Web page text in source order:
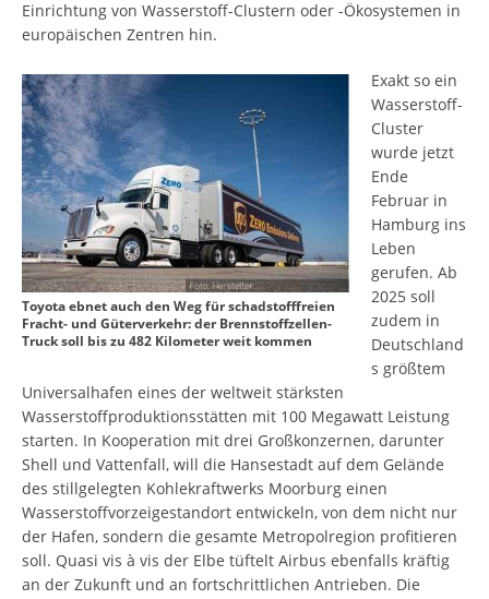
Einrichtung von Wasserstoff-Clustern oder -Ökosystemen in
europäischen Zentren hin.
Toyota ebnet auch den Weg für schadstofffreien
Fracht- und Güterverkehr: der Brennstoffzellen-
Truck soll bis zu 482 Kilometer weit kommen
Exakt so ein
Wasserstoff-
Cluster
wurde jetzt
Ende
Februar in
Hamburg ins
Leben
gerufen. Ab
2025 soll
zudem in
Deutschland
s größtem
Universalhafen eines der weltweit stärksten
Wasserstoffproduktionsstätten mit 100 Megawatt Leistung
starten. In Kooperation mit drei Großkonzernen, darunter
Shell und Vattenfall, will die Hansestadt auf dem Gelände
des stillgelegten Kohlekraftwerks Moorburg einen
Wasserstoffvorzeigestandort entwickeln, von dem nicht nur
der Hafen, sondern die gesamte Metropolregion profitieren
soll. Quasi vis à vis der Elbe tüftelt Airbus ebenfalls kräftig
an der Zukunft und an fortschrittlichen Antrieben. Die